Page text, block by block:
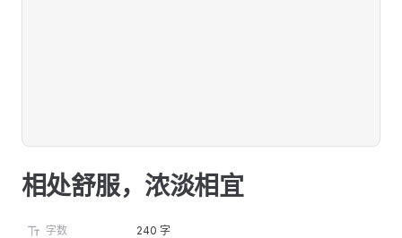
相处舒服，浓淡相宜
字数 240 字